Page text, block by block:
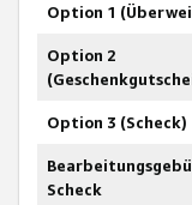
Option 1
Option 2
Option 3 (Scheck)
Scheck